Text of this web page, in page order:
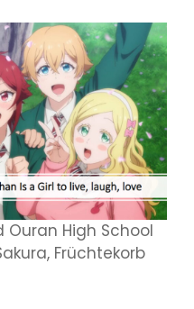
Ouran High School
Früchtekorb